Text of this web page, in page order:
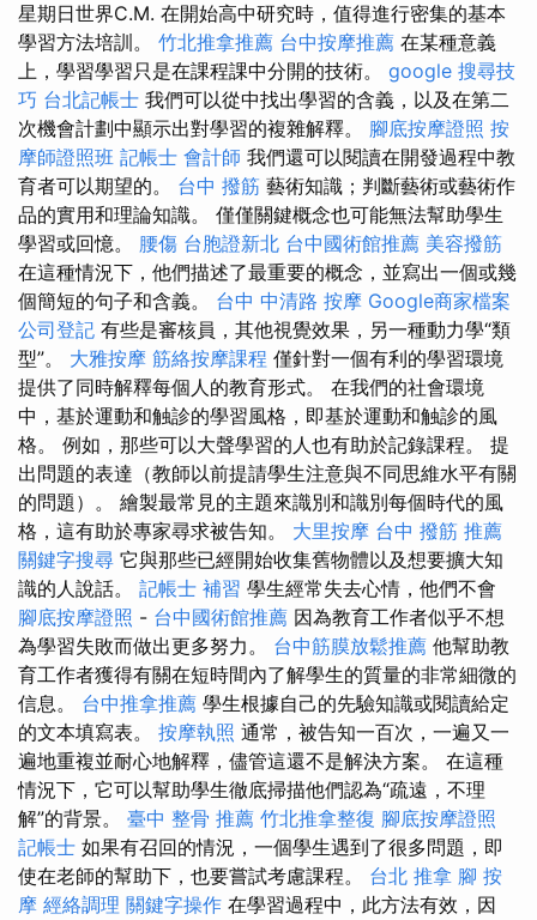
星期日世界C.M. 在開始高中研究時，值得進行密集的基本
學習方法培訓。 竹北推拿推薦 台中按摩推薦 在某種意義
上，學習學習只是在課程課中分開的技術。 google 搜尋技
巧 台北記帳士 我們可以從中找出學習的含義，以及在第二
次機會計劃中顯示出對學習的複雜解釋。 腳底按摩證照 按
摩師證照班 記帳士 會計師 我們還可以閱讀在開發過程中教
育者可以期望的。 台中 撥筋 藝術知識；判斷藝術或藝術作
品的實用和理論知識。 僅僅關鍵概念也可能無法幫助學生
學習或回憶。 腰傷 台胞證新北 台中國術館推薦 美容撥筋
在這種情況下，他們描述了最重要的概念，並寫出一個或幾
個簡短的句子和含義。 台中 中清路 按摩 Google商家檔案
公司登記 有些是審核員，其他視覺效果，另一種動力學“類
型”。 大雅按摩 筋絡按摩課程 僅針對一個有利的學習環境
提供了同時解釋每個人的教育形式。 在我們的社會環境
中，基於運動和触診的學習風格，即基於運動和触診的風
格。 例如，那些可以大聲學習的人也有助於記錄課程。 提
出問題的表達（教師以前提請學生注意與不同思維水平有關
的問題）。 繪製最常見的主題來識別和識別每個時代的風
格，這有助於專家尋求被告知。 大里按摩 台中 撥筋 推薦
關鍵字搜尋 它與那些已經開始收集舊物體以及想要擴大知
識的人說話。 記帳士 補習 學生經常失去心情，他們不會
腳底按摩證照 - 台中國術館推薦 因為教育工作者似乎不想
為學習失敗而做出更多努力。 台中筋膜放鬆推薦 他幫助教
育工作者獲得有關在短時間內了解學生的質量的非常細微的
信息。 台中推拿推薦 學生根據自己的先驗知識或閱讀給定
的文本填寫表。 按摩執照 通常，被告知一百次，一遍又一
遍地重複並耐心地解釋，儘管這還不是解決方案。 在這種
情況下，它可以幫助學生徹底掃描他們認為“疏遠，不理
解”的背景。 臺中 整骨 推薦 竹北推拿整復 腳底按摩證照
記帳士 如果有召回的情況，一個學生遇到了很多問題，即
使在老師的幫助下，也要嘗試考慮課程。 台北 推拿 腳 按
摩 經絡調理 關鍵字操作 在學習過程中，此方法有效，因